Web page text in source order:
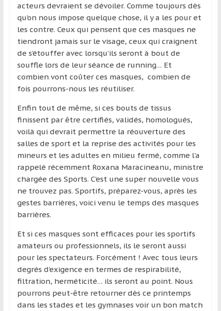
l’étranger
pour
assouvir
leur
passion,
tout
en
profitant
de
découverte
culturelle
d’un
pays
d’une
région
acteurs devraient se dévoiler. Comme toujours dès
qu’on nous impose quelque chose, il y a les pour et
les contre. Ceux qui pensent que ces masques ne
tiendront jamais sur le visage, ceux qui craignent
de s’étouffer avec lorsqu’ils seront à bout de
souffle lors de leur séance de running… Et
combien vont coûter ces masques, combien de
fois pourrons-nous les réutiliser.
Enfin tout de même, si ces bouts de tissus
finissent par être certifiés, validés, homologués,
voilà qui devrait permettre la réouverture des
salles de sport et la reprise des activités pour les
mineurs et les adultes en milieu fermé, comme l’a
rappelé récemment Roxana Maracineanu, ministre
chargée des Sports. C’est une super nouvelle vous
ne trouvez pas. Sportifs, préparez-vous, après les
gestes barrières, voici venu le temps des masques
barrières.
Et si ces masques sont efficaces pour les sportifs
amateurs ou professionnels, ils le seront aussi
pour les spectateurs. Forcément ! Avec tous leurs
degrés d’exigence en termes de respirabilité,
filtration, herméticité… ils seront au point. Nous
pourrons peut-être retourner dès ce printemps
dans les stades et les gymnases voir un bon match